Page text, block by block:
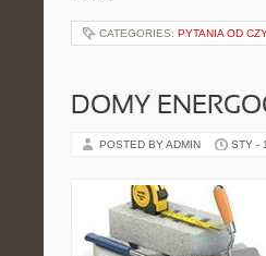
CATEGORIES: PYTANIA OD
DOMY
POSTED BY ADMIN STY -